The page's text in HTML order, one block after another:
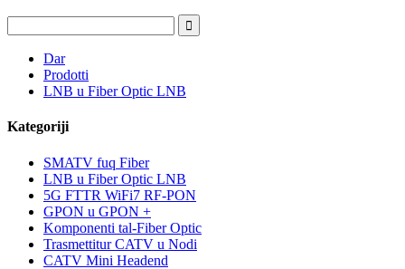
Dar
Prodotti
LNB u Fiber Optic LNB
Kategoriji
SMATV fuq Fiber
LNB u Fiber Optic LNB
5G FTTR WiFi7 RF-PON
GPON u GPON +
Komponenti tal-Fiber Optic
Trasmettitur CATV u Nodi
CATV Mini Headend